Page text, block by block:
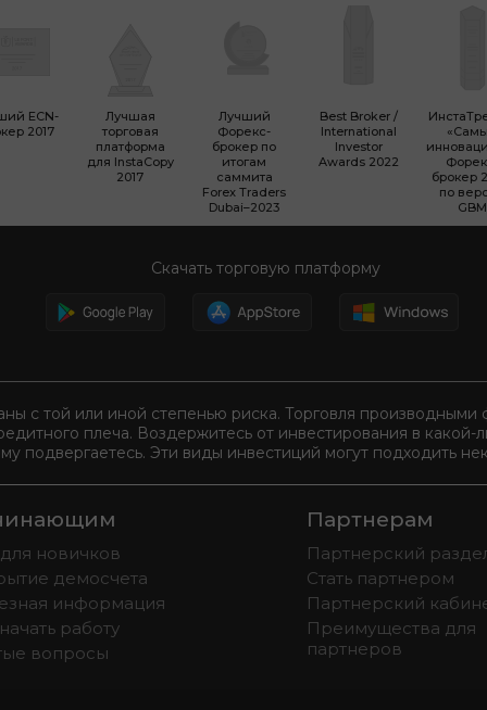
ECN-
2017
Лучшая
торговая
платформа
для InstaCopy
2017
Лучший
Форекс-
брокер по
итогам
саммита
Forex Traders
Dubai–2023
Best Broker /
International
Investor
Awards 2022
брокер
по
GBM
Скачать торговую платформу
с той или иной степенью риска. Торговля
плеча. Воздержитесь от инвестирования в
подвергаетесь. Эти виды инвестиций могут подходить
новичков
демосчета
информация
работу
вопросы
Партнерам
Партнерский
Стать партнером
Партнерский
Преимущества для
партнеров